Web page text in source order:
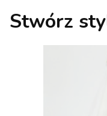
Stwórz